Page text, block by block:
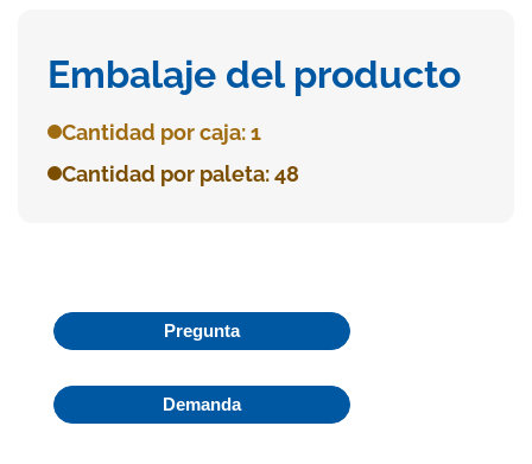
Embalaje del producto
Cantidad por caja: 1
Cantidad por paleta: 48
Pregunta
Demanda